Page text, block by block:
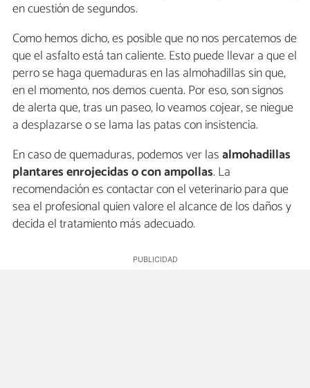
en cuestión de segundos.
Como hemos dicho, es posible que no nos percatemos de
que el asfalto está tan caliente. Esto puede llevar a que el
perro se haga quemaduras en las almohadillas sin que,
en el momento, nos demos cuenta. Por eso, son signos
de alerta que, tras un paseo, lo veamos cojear, se niegue
a desplazarse o se lama las patas con insistencia.
En caso de quemaduras, podemos ver lasalmohadillas
plantares enrojecidas o con ampollas. La
recomendación es contactar con el veterinario para que
sea el profesional quien valore el alcance de los daños y
decida el tratamiento más adecuado.